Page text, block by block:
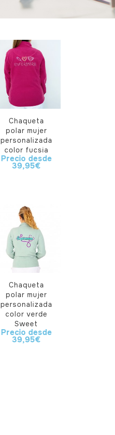
Chaqueta
polar mujer
personalizada
color fucsia
Precio desde
39,95€
Chaqueta
polar mujer
personalizada
color verde
Sweet
Precio desde
39,95€